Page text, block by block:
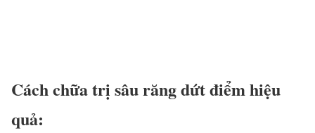
Cách chữa trị sâu răng dứt điểm hiệu
quả: